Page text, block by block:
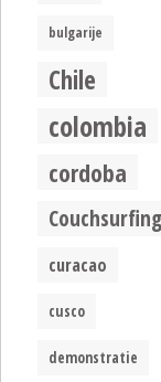
bulgarije
Chile
colombia
cordoba
Couchsurfing
curacao
cusco
demonstratie